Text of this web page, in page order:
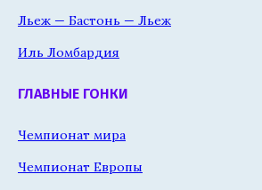
Льеж — Бастонь — Льеж
Иль Ломбардия
ГЛАВНЫЕ ГОНКИ
Чемпионат мира
Чемпионат Европы